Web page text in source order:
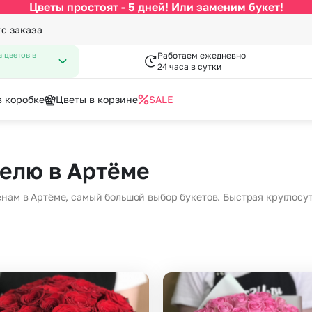
Цветы простоят - 5 дней! Или заменим букет!
заказа
цветов в
Работаем ежедневно
24 часа в сутки
Букеты до 2500 руб
Букеты 1500 - 2600 руб.
Недорогие цветы
Новый Год
Разноцветные розы
коробке Цветы в корзине SALE
в Артёме
в Артёме, самый большой выбор букетов. Быстрая